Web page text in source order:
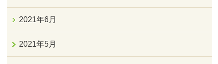
2021年6月
2021年5月